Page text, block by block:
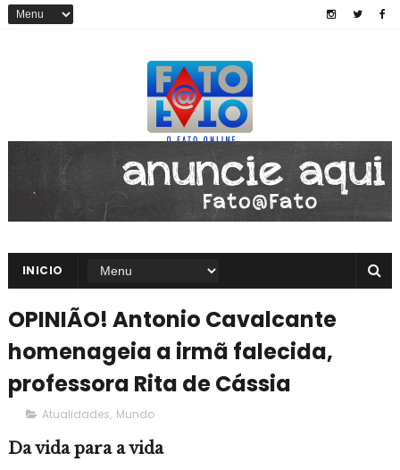
INICIO
OPINIÃO! Antonio Cavalcante
homenageia a irmã falecida,
professora Rita de Cássia
Atualidades, Mundo
Da vida para a vida